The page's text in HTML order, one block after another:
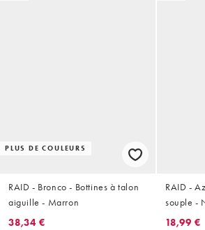
PLUS DE COULEURS
RAID - Bronco - Bottines à talon
aiguille - Marron
38,34 €
RAID -
souple -
18,99 €